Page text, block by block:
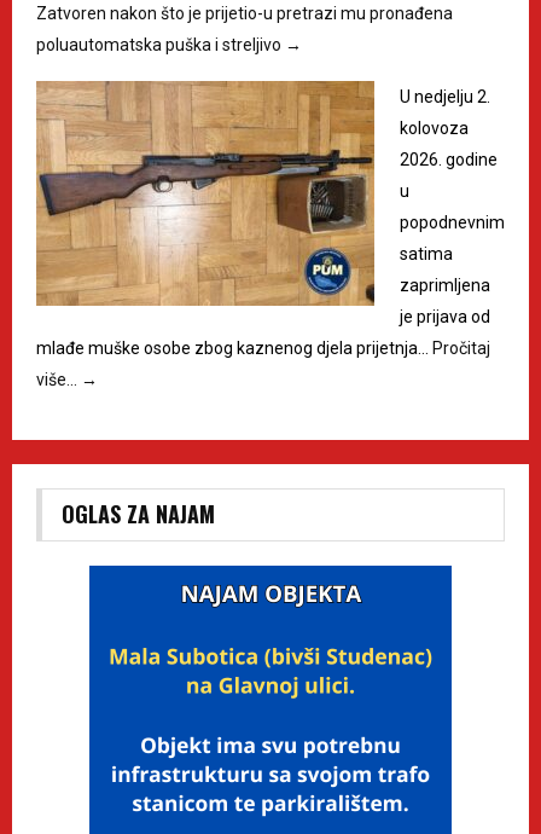
Zatvoren nakon što je prijetio-u pretrazi mu pronađena
poluautomatska puška i streljivo →
U nedjelju 2.
kolovoza
2026. godine
u
popodnevnim
satima
zaprimljena
je prijava od
mlađe muške osobe zbog kaznenog djela prijetnja…
Pročitaj
više…
→
OGLAS ZA NAJAM